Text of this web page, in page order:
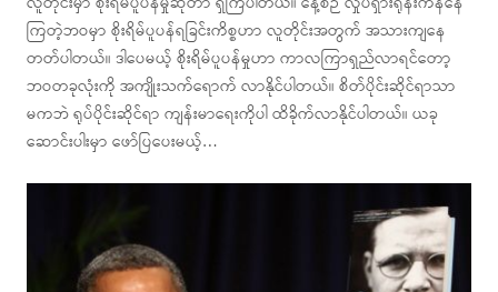
ကြတဲ့ဘဝမှာ စိုးရိမ်ပူပန်ရခြင်းကိစ္စဟာ လူတိုင်းအတွက် အသားကျနေ
တတ်ပါတယ်။ ဒါပေမယ့် စိုးရိမ်ပူပန်မှုဟာ ကာလကြာရှည်လာရင်တော့
ဘဝတခုလုံးကို အကျိုးသက်ရောက် လာနိုင်ပါတယ်။ စိတ်ပိုင်းဆိုင်ရာသာ
မကဘဲ ရုပ်ပိုင်းဆိုင်ရာ ကျန်းမာရေးကိုပါ ထိခိုက်လာနိုင်ပါတယ်။ ယခု
ဆောင်းပါးမှာ ဖော်ပြပေးမယ့်…